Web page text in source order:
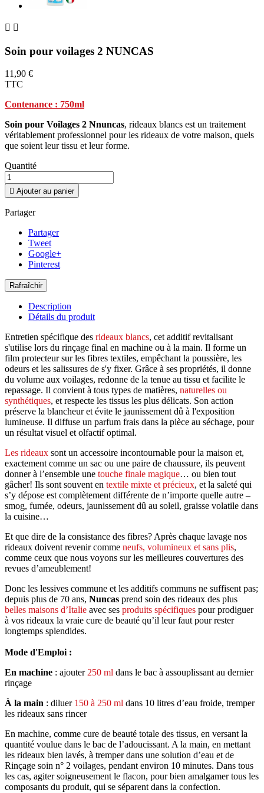
 
Soin pour voilages 2 NUNCAS
11,90 €
TTC
Contenance : 750ml
Soin pour Voilages 2 Nnuncas, rideaux blancs est un traitement
véritablement professionnel pour les rideaux de votre maison, quels
que soient leur tissu et leur forme.
Quantité
 Ajouter au panier
Partager
Partager
Tweet
Google+
Pinterest
Description
Détails du produit
Entretien spécifique des rideaux blancs, cet additif revitalisant
s'utilise lors du rinçage final en machine ou à la main. Il forme un
film protecteur sur les fibres textiles, empêchant la poussière, les
odeurs et les salissures de s'y fixer. Grâce à ses propriétés, il donne
du volume aux voilages, redonne de la tenue au tissu et facilite le
repassage. Il convient à tous types de matières, naturelles ou
synthétiques, et respecte les tissus les plus délicats. Son action
préserve la blancheur et évite le jaunissement dû à l'exposition
lumineuse. Il diffuse un parfum frais dans la pièce au séchage, pour
un résultat visuel et olfactif optimal.
Les rideaux sont un accessoire incontournable pour la maison et,
exactement comme un sac ou une paire de chaussure, ils peuvent
donner à l’ensemble une touche finale magique… ou bien tout
gâcher! Ils sont souvent en textile mixte et précieux, et la saleté qui
s’y dépose est complètement différente de n’importe quelle autre –
smog, fumée, odeurs, jaunissement dû au soleil, graisse volatile dans
la cuisine…
Et que dire de la consistance des fibres? Après chaque lavage nos
rideaux doivent revenir comme neufs, volumineux et sans plis,
comme ceux que nous voyons sur les meilleures couvertures des
revues d’ameublement!
Donc les lessives commune et les additifs communs ne suffisent pas;
depuis plus de 70 ans, Nuncas prend soin des rideaux des plus
belles maisons d’Italie avec ses produits spécifiques pour prodiguer
à vos rideaux la vraie cure de beauté qu’il leur faut pour rester
longtemps splendides.
Mode d'Emploi :
En machine : ajouter250 ml dans le bac à assouplissant au dernier
rinçage
À la main : diluer 150 à 250 ml dans 10 litres d’eau froide, tremper
les rideaux sans rincer
En machine, comme cure de beauté totale des tissus, en versant la
quantité voulue dans le bac de l’adoucissant. A la main, en mettant
les rideaux bien lavés, à tremper dans une solution d’eau et de
Rinçage soin n° 2 voilages, pendant environ 10 minutes. Dans tous
les cas, agiter soigneusement le flacon, pour bien amalgamer tous les
composants du produit, qui se séparent dans la confection.